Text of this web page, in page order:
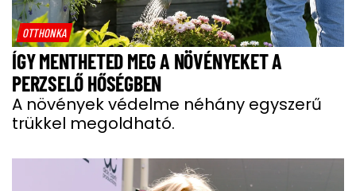
OTTHONKA
ÍGY MENTHETED MEG A NÖVÉNYEKET A
PERZSELŐ HŐSÉGBEN
A növények védelme néhány egyszerű
trükkel megoldható.